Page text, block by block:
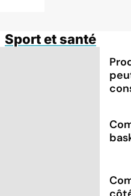
Sport et santé